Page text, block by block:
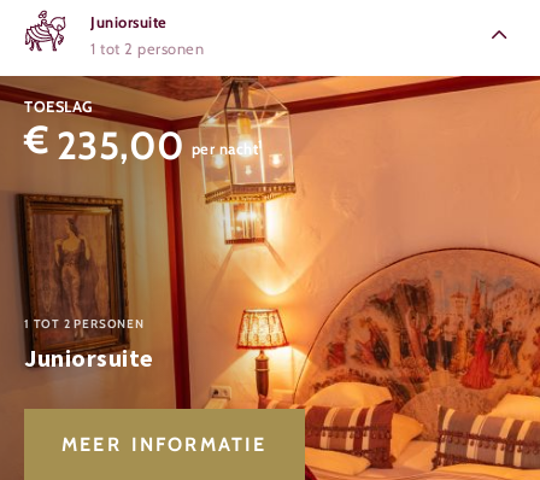
Juniorsuite
1 tot 2 personen
TOESLAG
235,00
€ per nacht1
1 TOT 2 PERSONEN
Juniorsuite
MEER INFORMATIE